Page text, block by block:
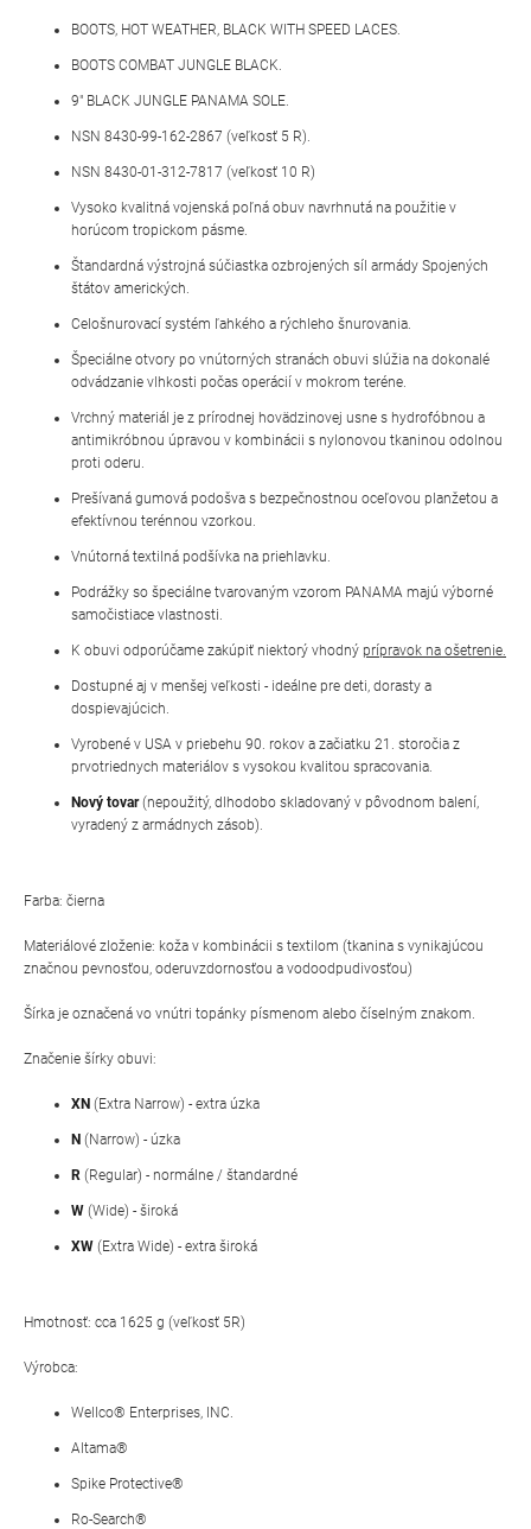
BOOTS, HOT WEATHER, BLACK WITH SPEED LACES.
BOOTS COMBAT JUNGLE BLACK.
9″ BLACK JUNGLE PANAMA SOLE.
NSN 8430-99-162-2867 (veľkosť 5 R).
NSN 8430-01-312-7817 (veľkosť 10 R)
Vysoko kvalitná vojenská poľná obuv navrhnutá na použitie v
horúcom tropickom pásme.
Štandardná výstrojná súčiastka ozbrojených síl armády Spojených
štátov amerických.
Celošnurovací systém ľahkého a rýchleho šnurovania.
Špeciálne otvory po vnútorných stranách obuvi slúžia na dokonalé
odvádzanie vlhkosti počas operácií v mokrom teréne.
Vrchný materiál je z prírodnej hovädzinovej usne s hydrofóbnou a
antimikróbnou úpravou v kombinácii s nylonovou tkaninou odolnou
proti oderu.
Prešívaná gumová podošva s bezpečnostnou oceľovou planžetou a
efektívnou terénnou vzorkou.
Vnútorná textilná podšívka na priehlavku.
Podrážky so špeciálne tvarovaným vzorom PANAMA majú výborné
samočistiace vlastnosti.
K obuvi odporúčame zakúpiť niektorý vhodný prípravok na ošetrenie.
Dostupné aj v menšej veľkosti - ideálne pre deti, dorasty a
dospievajúcich.
Vyrobené v USA v priebehu 90. rokov a začiatku 21. storočia z
prvotriednych materiálov s vysokou kvalitou spracovania.
Nový tovar(nepoužitý, dlhodobo skladovaný v pôvodnom balení,
vyradený z armádnych zásob).
Farba: čierna
Materiálové zloženie: koža v kombinácii s textilom (tkanina s vynikajúcou
značnou pevnosťou, oderuvzdornosťou a vodoodpudivosťou)
Šírka je označená vo vnútri topánky písmenom alebo číselným znakom.
Značenie šírky obuvi:
XN (Extra Narrow) - extra úzka
N (Narrow) - úzka
R (Regular) - normálne / štandardné
W (Wide) - široká
XW (Extra Wide) - extra široká
Hmotnosť: cca 1625 g (veľkosť 5R)
Výrobca:
Wellco® Enterprises, INC.
Altama®
Spike Protective®
Ro-Search®